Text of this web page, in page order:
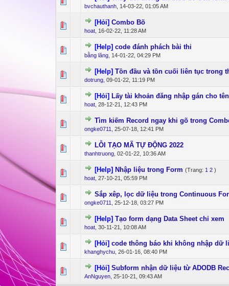
bvchauthanh 14-03-22, 01:05 AM
[Hỏi] Combo Bõ
hoat 16-02-22, 11:28 AM
[Help] code đánh phách bài thi
bằng lăng 14-01-22, 04:29 PM
0 Bỏ phiếu - 0
[Help] Tồn đầu và tồn cuối liên tục trong
dotrung ,09-01-22, 11:19 PM
0 Bỏ phiếu - 0 1
[Hỏi] Lấy tài khoản đăng nhập gán cho
hoat ,28-12-21, 12:43 PM
0 Bỏ phiếu - 012
Tìm kiếm Record ngay khi gõ trong
ongke0711
,25-07-18, 12:41 PM
0 Bỏ phiếu - 0 1
LỖI TẠO MÃ TỰ ĐỘNG 2022
thanhtruong ,02-01-22, 10:36 AM
0 Bỏ phiếu - 0
[Help] Nhập liệu trong Form (Trang: 1 2 )
hoat ,27-10-21, 05:59 PM
0 Bỏ phiếu - 0
Sắp xêp, lọc dữ liệu trong Continuous
ongke0711
,25-12-18, 03:27 PM
2 Bỏ 1
[Help] Tạo form dạng Data Sheet chỉ xem
hoat ,30-11-21, 10:08 AM
0 Bỏ phiếu - 0 1
[Hỏi] code thông báo khi không nhập dữ
khanghychu ,26-01-16, 08:40 PM
0 Bỏ phiếu - 01
[Hỏi] Subform nhận dữ liệu từ ADODB
AnNguyen ,25-10-21, 09:43 AM
0 Bỏ phiếu - 0 1